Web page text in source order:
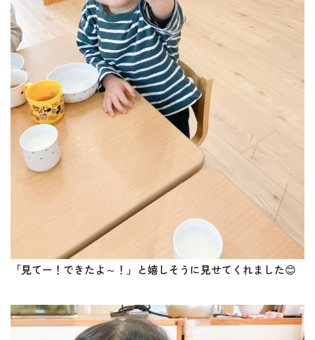
「見てー！できたよ～！」と嬉しそうに見せてくれました😊